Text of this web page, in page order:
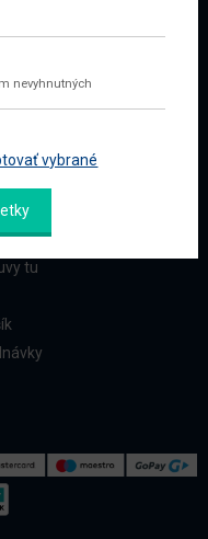
tu
nevyhnutných
vybrané